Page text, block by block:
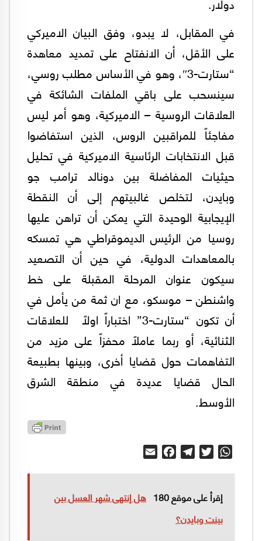
في المقابل، لا يبدو، وفق البيان الاميركي
على الأقل، أن الانفتاح على تمديد معاهدة
“ستارت-3″، وهو في الأساس مطلب روسي،
سينسحب على باقي الملفات الشائكة في
العلاقات الروسية – الاميركية، وهو أمر ليس
مفاجئاً للمراقبين الروس، الذين استفاضوا
قبل الانتخابات الرئاسية الاميركية في تحليل
حيثيات المفاضلة بين دونالد ترامب جو
وبايدن، لتخلص غالبيتهم إلى أن النقطة
الإيجابية الوحيدة التي يمكن أن تراهن عليها
روسيا من الرئيس الديموقراطي هي تمسكه
بالمعاهدات الدولية، في حين أن التصعيد
سيكون عنوان المرحلة المقبلة على خط
واشنطن – موسكو، مع ان ثمة من يأمل في
أن تكون “ستارت-3” اختباراً اولاً للعلاقات
الثنائية، أو ربما عاملاً محفزاً على مزيد من
التفاهمات حول قضايا أخرى، وبينها بطبيعة
الحال قضايا عديدة في منطقة الشرق
الأوسط.
WhatsApp
Twitter
Telegram
Facebook
إقرأ على موقع 180
هل إنتهى شهر العسل بين
بينت وبايدن؟